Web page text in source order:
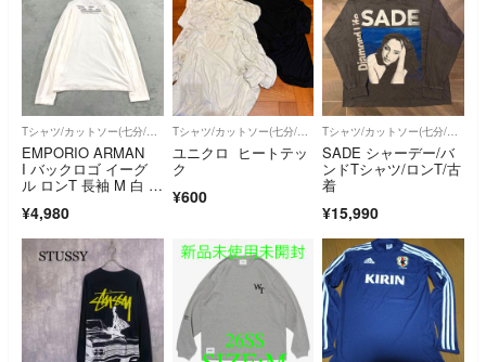
Tシャツ/カットソー(七分/長袖)
EMPORIO ARMAN
I バックロゴ イーグ
ル ロンT 長袖 M 白 Y
¥4,980
Tシャツ/カットソー(七分/長袖)
ユニクロ ヒートテッ
ク
¥600
Tシャツ/カットソー(七分/長袖)
SADE シャーデー/バ
ンドTシャツ/ロンT/古
着
¥15,990